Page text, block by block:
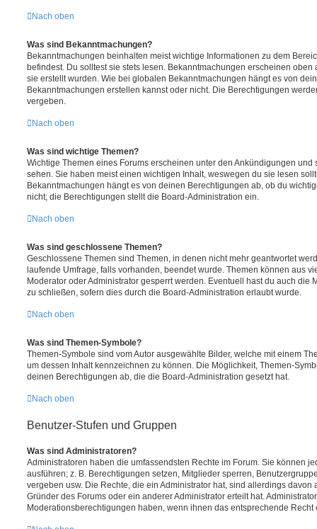
Nach oben
Was sind Bekanntmachungen?
Bekanntmachungen beinhalten meist wichtige Informationen zu dem
befindest. Du solltest sie stets lesen. Bekanntmachungen erscheinen oben
sie erstellt wurden. Wie bei globalen Bekanntmachungen hängt es von
Bekanntmachungen erstellen kannst oder nicht. Die Berechtigungen
vergeben.
Nach oben
Was sind wichtige Themen?
Wichtige Themen eines Forums erscheinen unter den Ankündigungen und
sehen. Sie haben meist einen wichtigen Inhalt, weswegen du sie lesen
Bekanntmachungen hängt es von deinen Berechtigungen ab, ob du
nicht; die Berechtigungen stellt die Board-Administration ein.
Nach oben
Was sind geschlossene Themen?
Geschlossene Themen sind Themen, in denen nicht mehr geantwortet
laufende Umfrage, falls vorhanden, beendet wurde. Themen können aus
Moderator oder Administrator gesperrt werden. Eventuell hast du auch die
zu schließen, sofern dies durch die Board-Administration erlaubt wurde.
Nach oben
Was sind Themen-Symbole?
Themen-Symbole sind vom Autor ausgewählte Bilder, welche mit einem
um dessen Inhalt kennzeichnen zu können. Die Möglichkeit, Themen-
deinen Berechtigungen ab, die die Board-Administration gesetzt hat.
Nach oben
Benutzer-Stufen und Gruppen
Was sind Administratoren?
Administratoren haben die umfassendsten Rechte im Forum. Sie können
ausführen; z. B. Berechtigungen setzen, Mitglieder sperren,
vergeben usw. Die Rechte, die ein Administrator hat, sind allerdings
Gründer des Forums oder ein anderer Administrator erteilt hat.
Moderationsberechtigungen haben, wenn ihnen das entsprechende Recht